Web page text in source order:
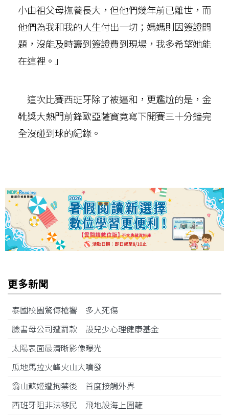
小由祖父母撫養長大，但他們幾年前已離世，而
他們為我和我的人生付出一切；媽媽則因簽證問
題，沒能及時籌到簽證費到現場，我多希望她能
在這裡。」
這次比賽西班牙除了被逼和，更尷尬的是，金
靴獎大熱門前鋒歐亞薩寶竟寫下開賽三十分鐘完
全沒碰到球的紀錄。
更多新聞
泰國校園驚傳槍響 多人死傷
臉書母公司遭罰款 設兒少心理健康基金
太陽表面最清晰影像曝光
瓜地馬拉火峰火山大噴發
翁山蘇姬遭拘禁後 首度接觸外界
西班牙阻非法移民 飛地設海上圍籬